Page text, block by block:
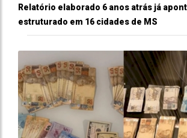
Relatório elaborado 6 anos atrás já
estruturado em 16 cidades de MS